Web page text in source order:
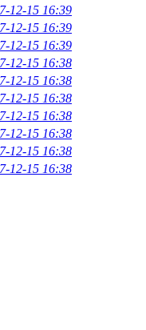
12-15 16:39
12-15 16:39
12-15 16:39
12-15 16:38
12-15 16:38
12-15 16:38
12-15 16:38
12-15 16:38
12-15 16:38
12-15 16:38